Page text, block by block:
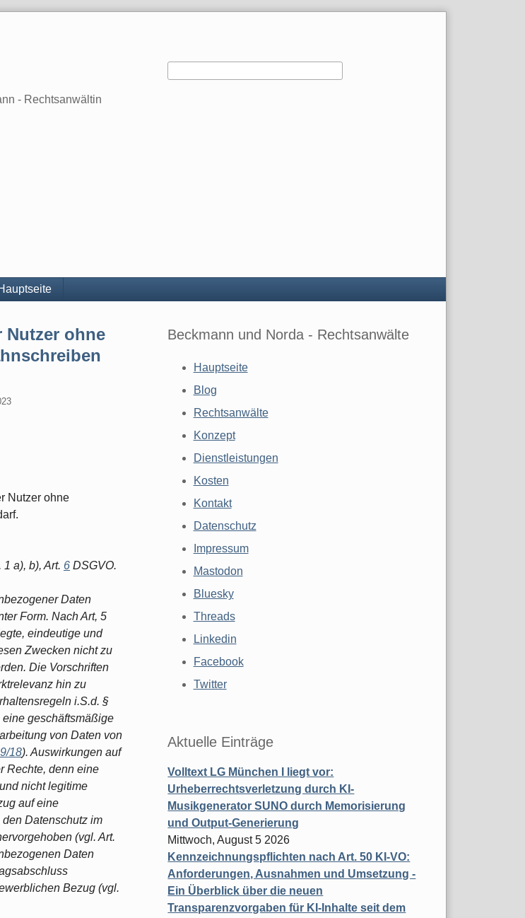
- Rechtsanwältin
Nutzer ohne
Nutzer ohne
1 a), b), Art. 6 DSGVO.
Daten
Form. Nach Art, 5
eindeutige und
Zwecken nicht zu
Die Vorschriften
hin zu
i.S.d. §
eine geschäftsmäßige
von Daten von
18). Auswirkungen auf
Rechte, denn eine
nicht legitime
auf eine
Datenschutz im
(vgl. Art.
Daten
Bezug (vgl.
Beckmann und Norda - Rechtsanwälte
Hauptseite
Blog
Rechtsanwälte
Konzept
Dienstleistungen
Kosten
Kontakt
Datenschutz
Impressum
Mastodon
Bluesky
Threads
Linkedin
Facebook
Twitter
Aktuelle Einträge
Volltext LG München I liegt vor:
Urheberrechtsverletzung durch KI-
Musikgenerator SUNO durch Memorisierung
und Output-Generierung
Mittwoch, August 5 2026
Kennzeichnungspflichten nach Art. 50 KI-VO:
Anforderungen, Ausnahmen und Umsetzung -
Ein Überblick über die neuen
Transparenzvorgaben für KI-Inhalte seit dem